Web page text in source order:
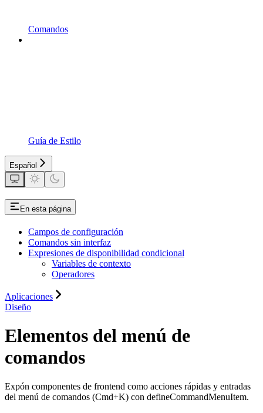
Comandos
Guía de Estilo
Español
En esta página
Campos de configuración
Comandos sin interfaz
Expresiones de disponibilidad condicional
Variables de contexto
Operadores
Aplicaciones
Diseño
Elementos del menú de
comandos
Expón componentes de frontend como acciones rápidas y entradas
del menú de comandos (Cmd+K) con defineCommandMenuItem.